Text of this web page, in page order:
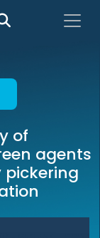
of
agents